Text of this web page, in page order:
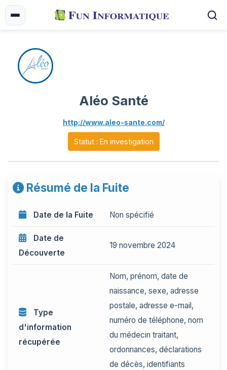
Aléo Santé
http://www.aleo-sante.com/
Statut : En investigation
Résumé de la Fuite
Date de la Fuite Non spécifié
Date de
Découverte
19 novembre 2024
Type
d'information
récupérée
Nom, prénom, date de
naissance, sexe, adresse
postale, adresse e-mail,
numéro de téléphone, nom
du médecin traitant,
ordonnances, déclarations
de décès, identifiants